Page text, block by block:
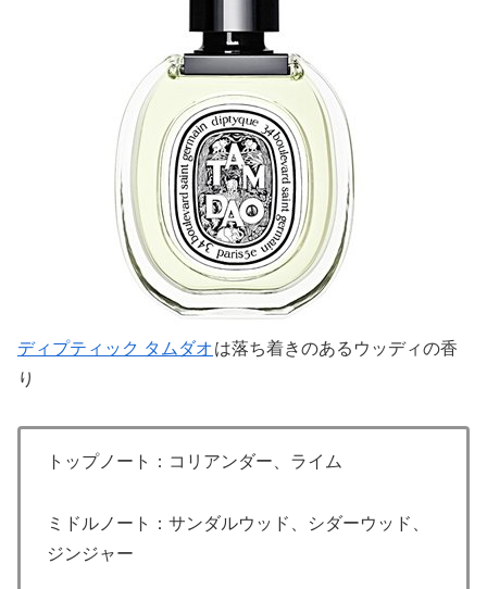
ディプティック タムダオは落ち着きのあるウッディの香
り
トップノート：コリアンダー、ライム
ミドルノート：サンダルウッド、シダーウッド、
ジンジャー